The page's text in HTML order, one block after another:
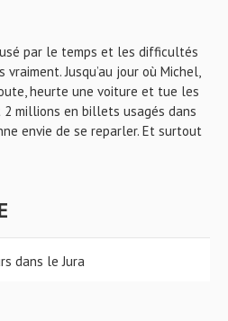
par le temps et les difficultés
Jusqu’au jour où Michel,
heurte une voiture et tue les
millions en billets usagés dans
envie de se reparler. Et surtout
dans le Jura